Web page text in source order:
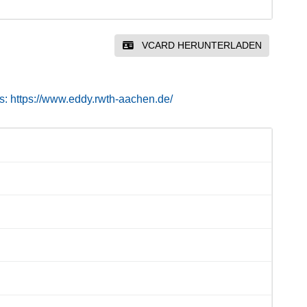
VCARD HERUNTERLADEN
https://www.eddy.rwth-aachen.de/